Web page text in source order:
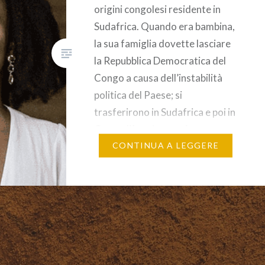
origini congolesi residente in
Sudafrica. Quando era bambina,
la sua famiglia dovette lasciare
la Repubblica Democratica del
Congo a causa dell’instabilità
politica del Paese; si
trasferirono in Sudafrica e poi in
successivamente in Sudafrica e
stata tra…
CONTINUA A LEGGERE